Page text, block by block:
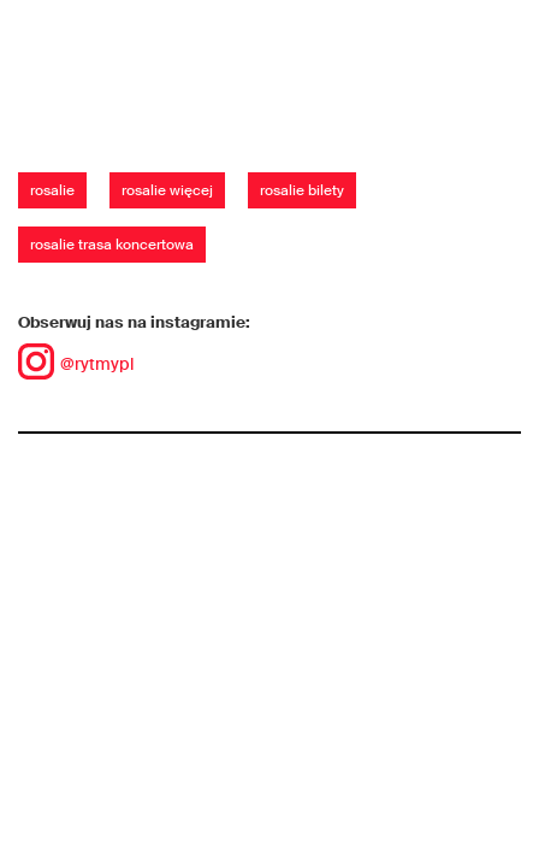
rosalie rosalie więcej rosalie bilety
rosalie trasa koncertowa
Obserwuj nas na instagramie:
@rytmypl